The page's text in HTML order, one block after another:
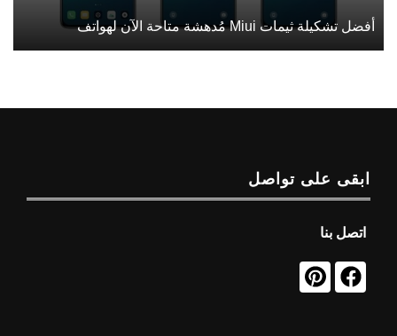
أفضل تشكيلة ثيمات Miui مُدهشة متاحة الآن لهواتف
ابقى على تواصل
اتصل بنا